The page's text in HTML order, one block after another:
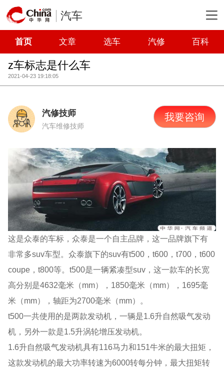
汽车
首页 文章 选车 汽修 百科
z车标志是什么车
2021-04-23 19:18:05
汽修技师
汽车维修技师
我要咨询
这是众泰的车标，众泰是一个自主品牌，这一品牌旗下有
非常多suv车型。众泰旗下的suv有t500，t600，t700，t600
coupe，t800等。t500是一辆紧凑型suv，这一款车的长宽
高分别是4632毫米（mm），1850毫米（mm），1695毫
米（mm），轴距为2700毫米（mm）。
t500一共使用的是两款发动机，一辆是1.6升自然吸气发动
机，另外一款是1.5升涡轮增压发动机。
1.6升自然吸气发动机具有116马力和151牛米的最大扭矩，
这款发动机的最大功率转速为6000转每分钟，最大扭矩转